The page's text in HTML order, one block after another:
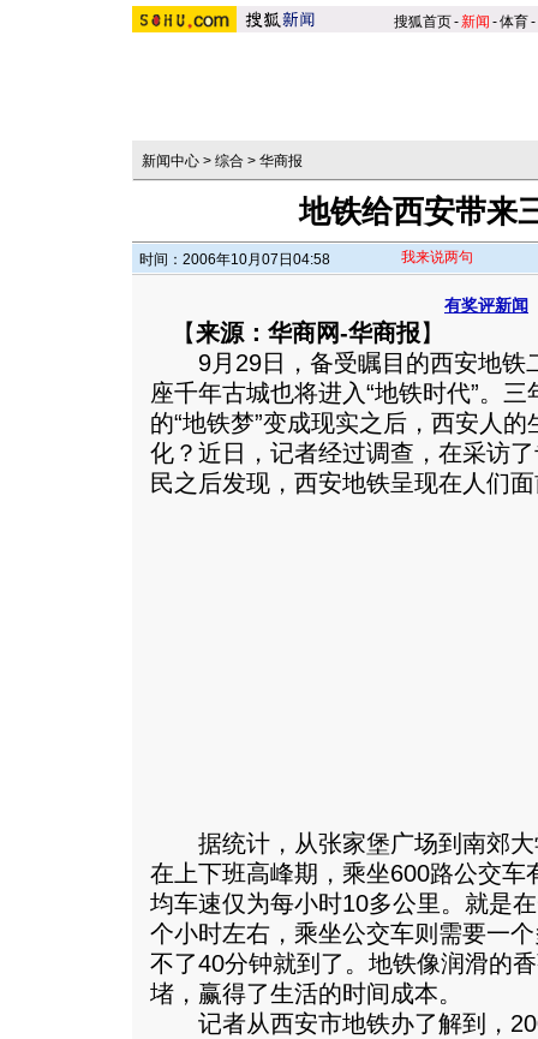
搜狐首页-新闻 -体育-
新闻中心 > 综合 > 华商报
地铁给西安带来
时间：2006年10月07日04:58 我来说两句
有奖评新闻
【来源：华商网-华商报】
9月29日，备受瞩目的西安地铁
座千年古城也将进入“地铁时代”。
的“地铁梦”变成现实之后，西安人
化？近日，记者经过调查，在采访
民之后发现，西安地铁呈现在人们
据统计，从张家堡广场到南郊大
在上下班高峰期，乘坐600路公交车
均车速仅为每小时10多公里。就是
个小时左右，乘坐公交车则需要一
不了40分钟就到了。地铁像润滑的
堵，赢得了生活的时间成本。
记者从西安市地铁办了解到，